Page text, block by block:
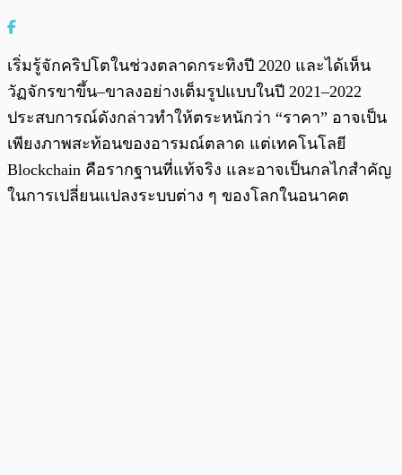
เริ่มรู้จักคริปโตในช่วงตลาดกระทิงปี 2020 และได้เห็น
วัฏจักรขาขึ้น–ขาลงอย่างเต็มรูปแบบในปี 2021–2022
ประสบการณ์ดังกล่าวทำให้ตระหนักว่า “ราคา” อาจเป็น
เพียงภาพสะท้อนของอารมณ์ตลาด แต่เทคโนโลยี
Blockchain คือรากฐานที่แท้จริง และอาจเป็นกลไกสำคัญ
ในการเปลี่ยนแปลงระบบต่าง ๆ ของโลกในอนาคต